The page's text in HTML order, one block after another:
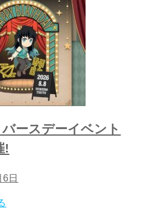
ースデーイベント
!
日